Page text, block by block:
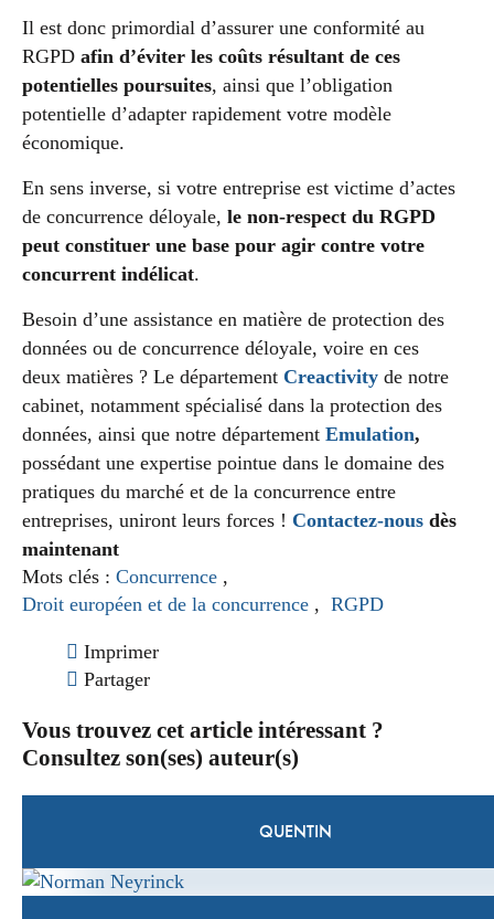
Il est donc primordial d’assurer une conformité au
RGPD afin d’éviter les coûts résultant de ces
potentielles poursuites, ainsi que l’obligation
potentielle d’adapter rapidement votre modèle
économique.
En sens inverse, si votre entreprise est victime d’actes
de concurrence déloyale, le non-respect du RGPD
peut constituer une base pour agir contre votre
concurrent indélicat.
Besoin d’une assistance en matière de protection des
données ou de concurrence déloyale, voire en ces
deux matières ? Le département Creactivity de notre
cabinet, notamment spécialisé dans la protection des
données, ainsi que notre département Emulation,
possédant une expertise pointue dans le domaine des
pratiques du marché et de la concurrence entre
entreprises, uniront leurs forces ! Contactez-nous dès
maintenant
Mots clés : Concurrence ,
Droit européen et de la concurrence , RGPD
Imprimer
Partager
Vous trouvez cet article intéressant ?
Consultez son(ses) auteur(s)
QUENTIN